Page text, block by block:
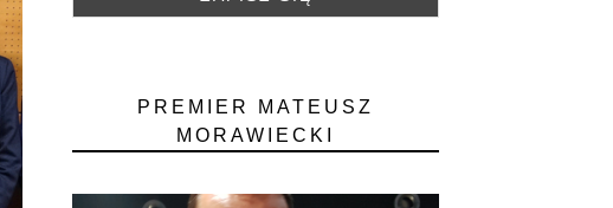
PREMIER MATEUSZ
MORAWIECKI